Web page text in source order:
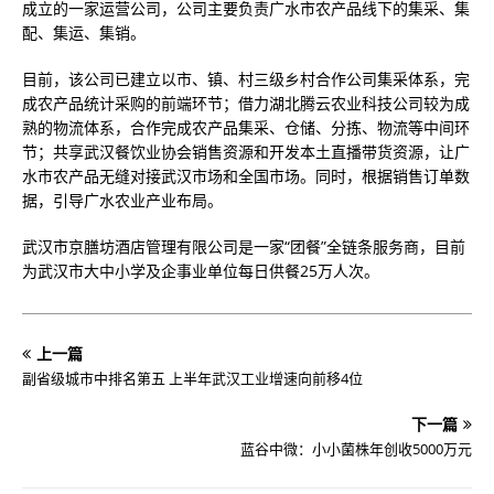
成立的一家运营公司，公司主要负责广水市农产品线下的集采、集
配、集运、集销。
目前，该公司已建立以市、镇、村三级乡村合作公司集采体系，完
成农产品统计采购的前端环节；借力湖北腾云农业科技公司较为成
熟的物流体系，合作完成农产品集采、仓储、分拣、物流等中间环
节；共享武汉餐饮业协会销售资源和开发本土直播带货资源，让广
水市农产品无缝对接武汉市场和全国市场。同时，根据销售订单数
据，引导广水农业产业布局。
武汉市京膳坊酒店管理有限公司是一家“团餐”全链条服务商，目前
为武汉市大中小学及企事业单位每日供餐25万人次。
上一篇
副省级城市中排名第五 上半年武汉工业增速向前移4位
下一篇
蓝谷中微：小小菌株年创收5000万元